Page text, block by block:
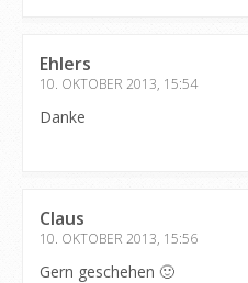
Ehlers
10. OKTOBER 2013, 15:54
Danke
Claus
10. OKTOBER 2013, 15:56
Gern geschehen 🙂